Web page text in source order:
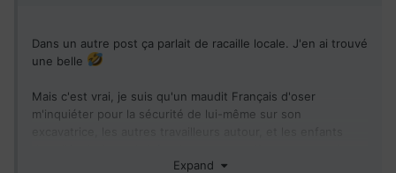
Dans un autre post ça parlait de racaille locale. J'en ai trouvé
une belle
Mais c'est vrai, je suis qu'un maudit Français d'oser
m'inquiéter pour la sécurité de lui-même sur son
Expand